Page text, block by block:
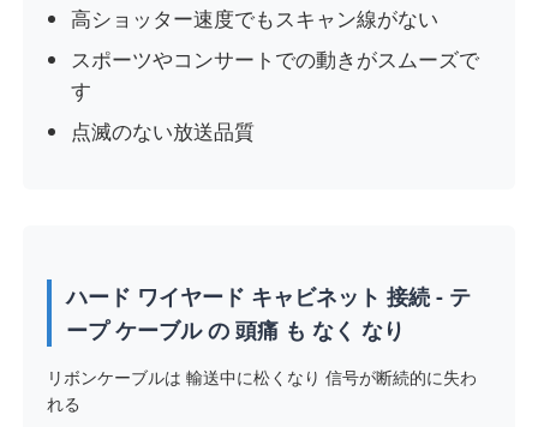
VRショー
私たちについて
お問い合わせ
ニュース
高ショッター速度でもスキャン線がない
スポーツやコンサートでの動きがスムーズで
す
点滅のない放送品質
ハード ワイヤード キャビネット 接続 - テ
ープ ケーブル の 頭痛 も なく なり
リボンケーブルは 輸送中に松くなり 信号が断続的に失わ
れる